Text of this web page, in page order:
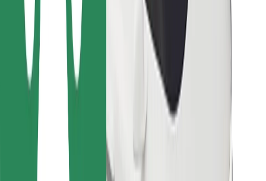
მომწოდებლები
წესები და პირობები
Cookies
უსაფრთხოება
მიიღე მომსახურება რამდენიმე წუთში!
გადმოწერე Bolt
იპოვე შენი საყვარელი კერძები!
გადმოწერე Bolt Food